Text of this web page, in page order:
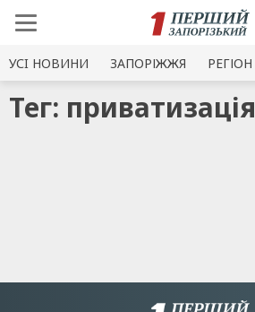
УСI НОВИНИ ЗАПОРІЖЖЯ РЕГІОН
Тег: приватизація